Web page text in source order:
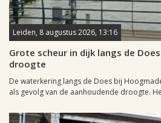
Leiden, 8 augustus 2026, 13:16
Grote scheur in dijk langs de
droogte
De waterkering langs de Does bij
als gevolg van de aanhoudende droogte.